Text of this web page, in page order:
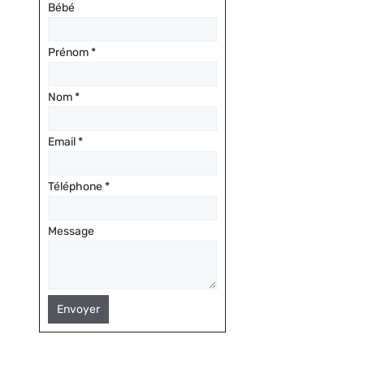
Bébé
Prénom*
Nom*
Email*
Téléphone*
Message
Envoyer